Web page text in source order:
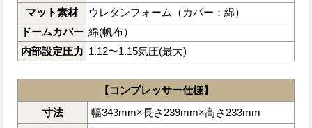
マット素材
ウレタンフォーム（カバー：綿）
ドームカバー 綿(帆布）
内部設定圧力 1.12〜1.15気圧(最大)
【コンプレッサー仕様】
寸法
幅343mm×長さ239mm×高さ233mm